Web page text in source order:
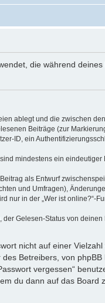
die während
ablegt und die zwischen
Beiträge (zur
ID, ein
mindestens ein
als Entwurf
und Umfragen),
nur in der „Wer ist online?“-
Gelesen-Status von
nicht auf einer
Betreibers, von
vergessen“
du dann auf das Board